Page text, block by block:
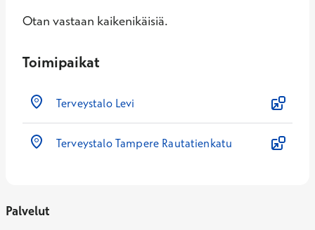
Otan vastaan kaikenikäisiä.
Toimipaikat
Terveystalo Levi
Terveystalo Tampere Rautatienkatu
Palvelut